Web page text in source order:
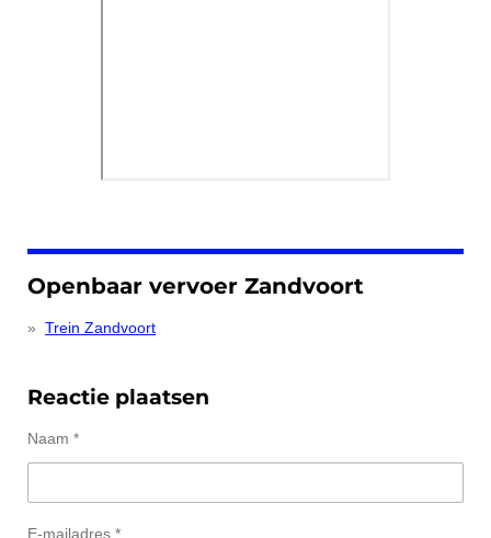
Openbaar vervoer Zandvoort
Trein Zandvoort
Reactie plaatsen
Naam *
E-mailadres *